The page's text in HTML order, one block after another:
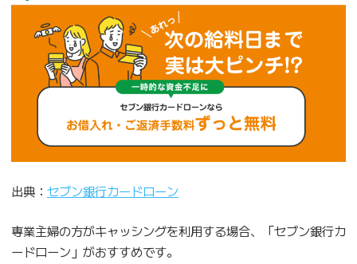
出典： セブン銀行カードローン
専業主婦の方がキャッシングを利用する場合、「セブン銀行カ
ードローン」がおすすめです。